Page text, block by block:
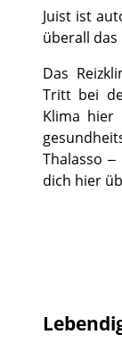
Juist ist
überall
Das
Tritt bei
Klima
Thalasso
dich hier